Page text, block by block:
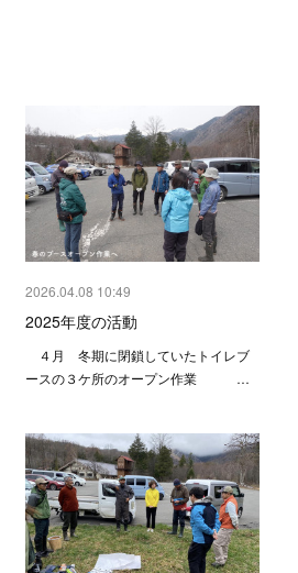
2026.04.08 10:49
2025年度の活動
４月 冬期に閉鎖していたトイレブ
ースの３ケ所のオープン作業 …